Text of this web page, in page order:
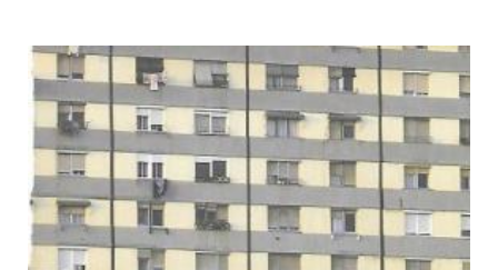
Similituds i diferències: la
immigració dels anys 60 a
l'Hospitalet